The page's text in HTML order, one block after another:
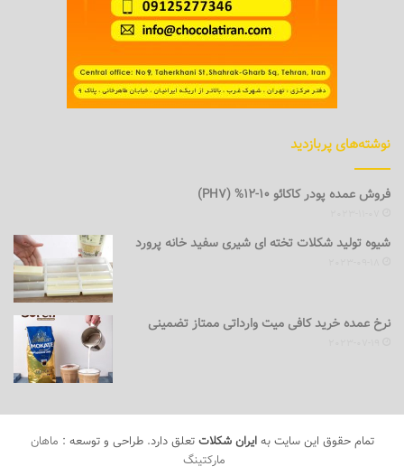
نوشته‌های پربازدید
فروش عمده پودر کاکائو 10-12% (PH7)
شیوه تولید شکلات تخته ای شیری سفید خانه پرورد
نرخ عمده خرید کافی میت وارداتی ممتاز تضمینی
تمام حقوق این سایت بهایران شکلات تعلق دارد. طراحی و توسعه : ماهان
مارکتینگ